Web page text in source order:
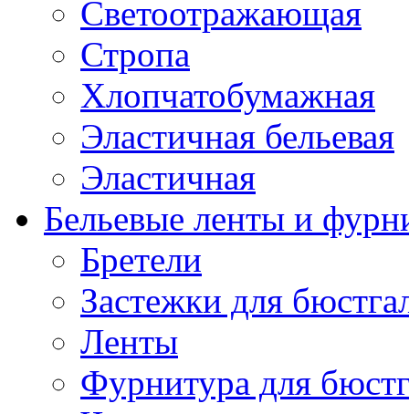
Светоотражающая
Стропа
Хлопчатобумажная
Эластичная бельевая
Эластичная
Бельевые ленты и
Бретели
Застежки для
Ленты
Фурнитура для